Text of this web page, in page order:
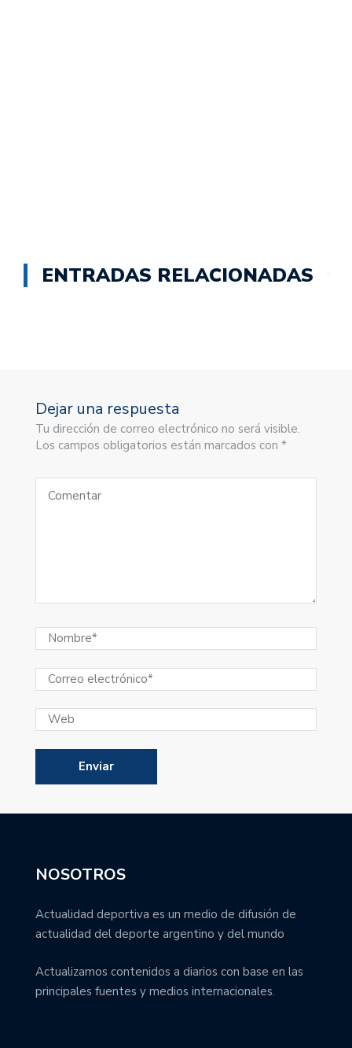
ENTRADAS RELACIONADAS
Dejar una respuesta
Tu dirección de correo electrónico no será visible.
Los campos obligatorios están marcados con *
NOSOTROS
Actualidad deportiva es un medio de difusión de
actualidad del deporte argentino y del mundo
Actualizamos contenidos a diarios con base en las
principales fuentes y medios internacionales.